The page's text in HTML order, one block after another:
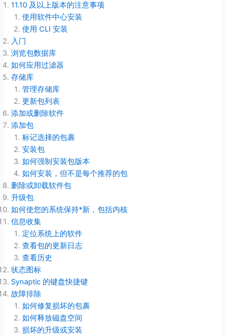
11.10 及以上版本的注意事项
使用软件中心安装
使用 CLI 安装
入门
浏览包数据库
如何应用过滤器
存储库
管理存储库
更新包列表
添加或删除软件
添加包
标记选择的包裹
安装包
如何强制安装包版本
如何安装，但不是每个推荐的包
删除或卸载软件包
升级包
如何使您的系统保持*新，包括内核
信息收集
定位系统上的软件
查看包的更新日志
查看历史
状态图标
Synaptic 的键盘快捷键
故障排除
如何修复损坏的包裹
如何释放磁盘空间
损坏的升级或安装